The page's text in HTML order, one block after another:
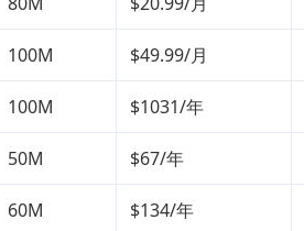
100M $49.99/月
100M $1031/年
50M $67/年
60M $134/年